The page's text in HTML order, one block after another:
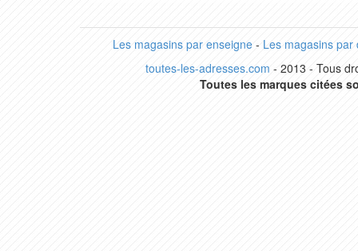
Les magasins par enseigne- Les magasins par
toutes-les-adresses.com - 2013 - Tous
Toutes les marques citées